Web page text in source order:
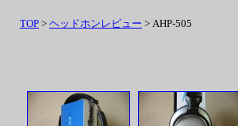
TOP > ヘッドホンレビュー > AHP-505